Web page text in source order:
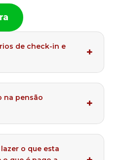
de check-in e
na pensão
o que esta